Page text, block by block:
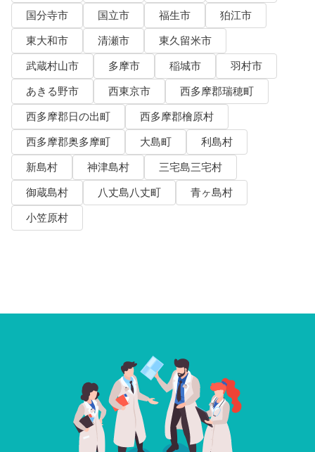
国分寺市
国立市 福生市
狛江市
東大和市
清瀬市
東久留米市
武蔵村山市
多摩市 稲城市
羽村市
あきる野市
西東京市
西多摩郡瑞穂町
西多摩郡日の出町
西多摩郡檜原村
西多摩郡奥多摩町
大島町
利島村
新島村
神津島村
三宅島三宅村
御蔵島村
八丈島八丈町
青ヶ島村
小笠原村